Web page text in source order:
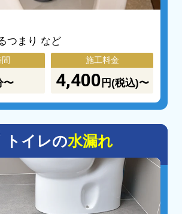
つまり など
〜
施工料金
4,400 円(税込)〜
トイレの水漏れ